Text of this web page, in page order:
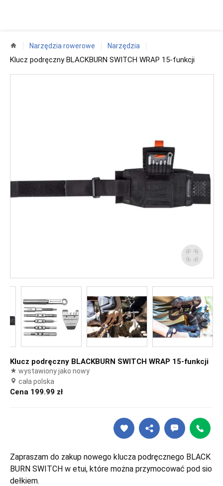
Narzędzia rowerowe Narzędzia
Klucz podręczny BLACKBURN SWITCH WRAP 15-funkcji
Klucz podręczny BLACKBURN SWITCH WRAP 15-funkcji
wystawiony jako nowy
cała polska
Cena 199.99 zł
Zapraszam do zakup nowego klucza podręcznego BLACK
BURN SWITCH w etui, które można przymocować pod sio
dełkiem.